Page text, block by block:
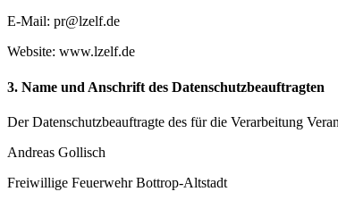
E-Mail: pr@lzelf.de
Website: www.lzelf.de
3. Name und Anschrift des Datenschutzbeauftragten
Der Datenschutzbeauftragte des für die Verarbeitung
Andreas Gollisch
Freiwillige Feuerwehr Bottrop-Altstadt